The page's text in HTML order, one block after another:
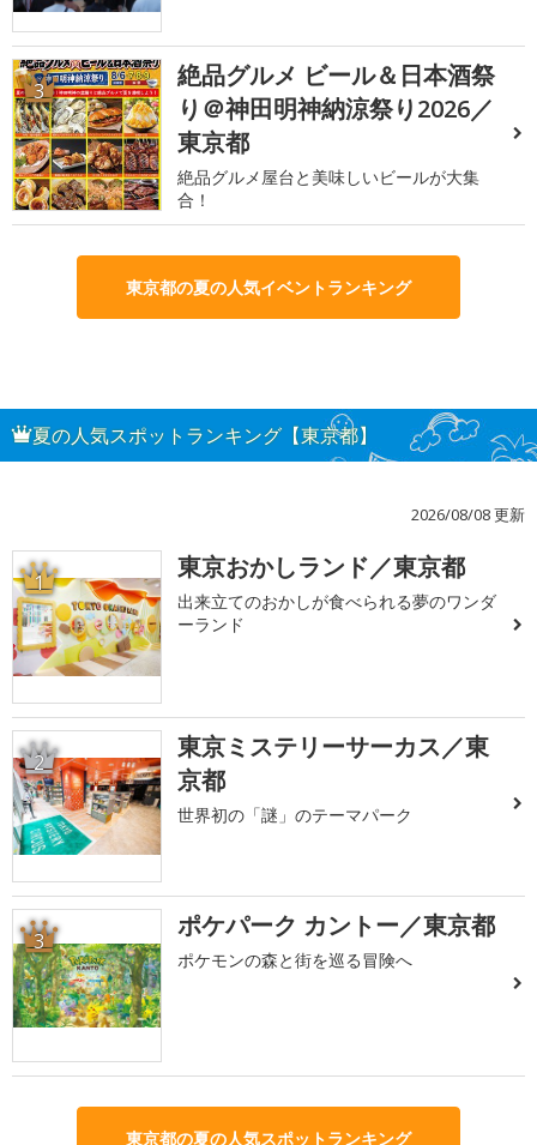
3
絶品グルメ ビール＆日本酒祭
り＠神田明神納涼祭り2026／
東京都
絶品グルメ屋台と美味しいビールが大集
合！
東京都の夏の人気イベントランキング
夏の人気スポットランキング【東京都】
2026/08/08 更新
1 東京おかしランド／東京都
出来立てのおかしが食べられる夢のワンダ
ーランド
2
東京ミステリーサーカス／東
京都
世界初の「謎」のテーマパーク
3 ポケパーク カントー／東京都
ポケモンの森と街を巡る冒険へ
東京都の夏の人気スポットランキング